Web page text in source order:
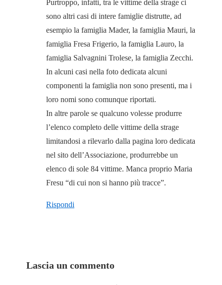
Purtroppo, infatti, tra le vittime della strage ci
sono altri casi di intere famiglie distrutte, ad
esempio la famiglia Mader, la famiglia Mauri, la
famiglia Fresa Frigerio, la famiglia Lauro, la
famiglia Salvagnini Trolese, la famiglia Zecchi.
In alcuni casi nella foto dedicata alcuni
componenti la famiglia non sono presenti, ma i
loro nomi sono comunque riportati.
In altre parole se qualcuno volesse produrre
l’elenco completo delle vittime della strage
limitandosi a rilevarlo dalla pagina loro dedicata
nel sito dell’Associazione, produrrebbe un
elenco di sole 84 vittime. Manca proprio Maria
Fresu “di cui non si hanno più tracce”.
Rispondi
Lascia un commento